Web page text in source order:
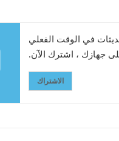
في الوقت الفعلي
جهازك ، اشترك الآن.
الاشتراك